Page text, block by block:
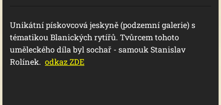
Unikátní pískovcová jeskyně (podzemní galerie) s
tématikou Blanických rytířů. Tvůrcem tohoto
uměleckého díla byl sochař - samouk Stanislav
Rolínek. odkaz ZDE